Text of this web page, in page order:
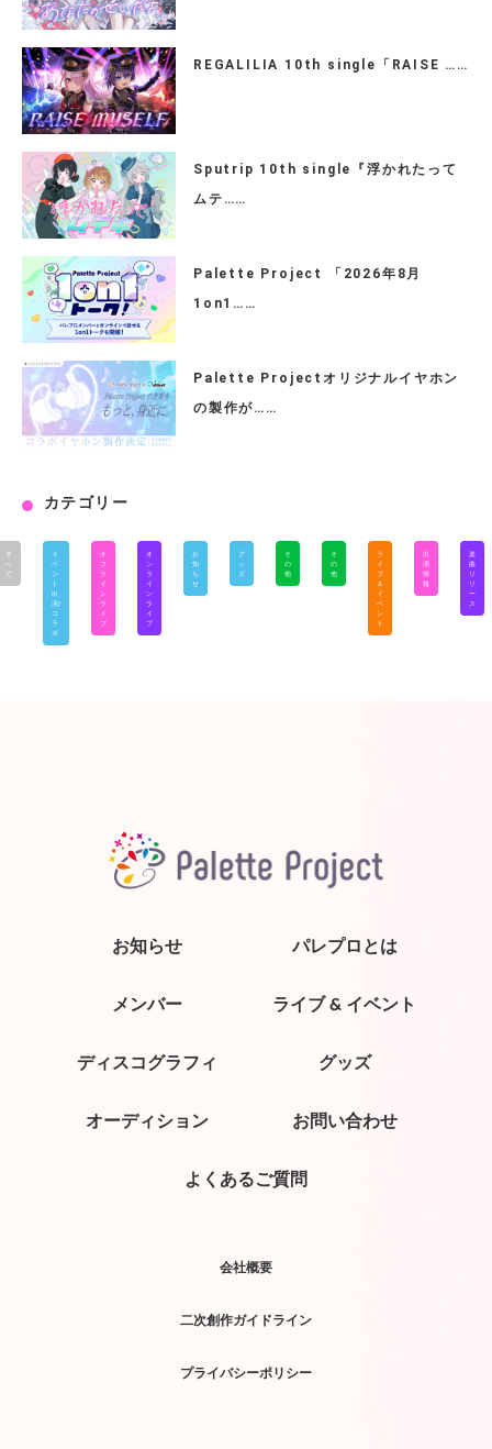
REGALILIA 10th single「RAISE ……
Sputrip 10th single『浮かれたって
ムテ……
Palette Project 「2026年8月
1on1……
Palette Projectオリジナルイヤホン
の製作が……
カテゴリー
す
べ
て
イ
ベ
ン
ト
出
演/
コ
ラ
ボ
オ
フ
ラ
イ
ン
ラ
イ
ブ
オ
ン
ラ
イ
ン
ラ
イ
ブ
お
知
ら
せ
グ
ッ
ズ
そ
の
他
そ
の
他
ラ
イ
ブ
＆
イ
ベ
ン
ト
出
演
情
報
楽
曲
リ
リ
ー
ス
お知らせ パレプロとは
メンバー ライブ & イベント
ディスコグラフィ グッズ
オーディション お問い合わせ
よくあるご質問
会社概要
二次創作ガイドライン
プライバシーポリシー